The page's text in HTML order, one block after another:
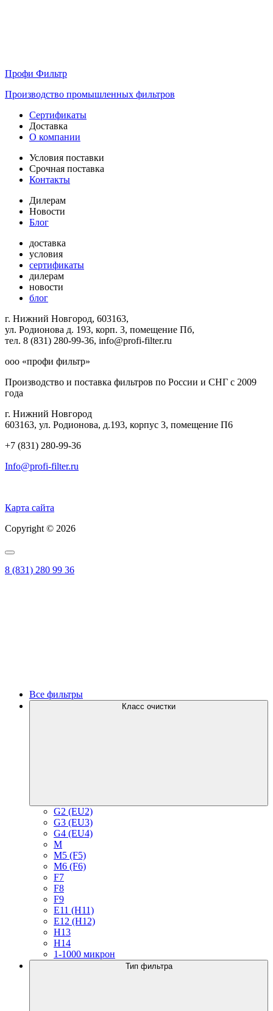
Профи Фильтр
Производство промышленных фильтров
Сертификаты
Доставка
О компании
Условия поставки
Срочная поставка
Контакты
Дилерам
Новости
Блог
доставка
условия
сертификаты
дилерам
новости
блог
г. Нижний Новгород, 603163,
ул. Родионова д. 193, корп. 3, помещение Пб,
тел. 8 (831) 280-99-36, info@profi-filter.ru
ооо «профи фильтр»
Производство и поставка фильтров по России и СНГ с 2009
года
г. Нижний Новгород
603163, ул. Родионова, д.193, корпус 3, помещение П6
+7 (831) 280-99-36
Info@profi-filter.ru
Карта сайта
Copyright © 2026
8 (831) 280 99 36
Все фильтры
Класс очистки
G2 (EU2)
G3 (EU3)
G4 (EU4)
M
M5 (F5)
M6 (F6)
F7
F8
F9
E11 (H11)
E12 (H12)
H13
H14
1-1000 микрон
Тип фильтра